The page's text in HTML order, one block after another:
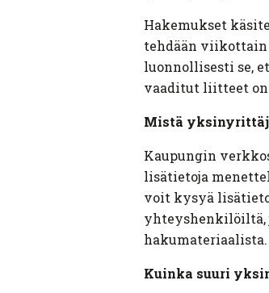
Hakemukset
tehdään viikottain
luonnollisesti se,
vaaditut liitteet
Mistä
Kaupungin
lisätietoja
voit kysyä
yhteyshenkilöiltä,
hakumateriaalista.
Kuinka suuri